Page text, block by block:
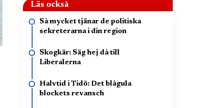
Läs också
Så mycket tjänar de politiska
sekreterarna i din region
Skogkär: Säg hej då till
Liberalerna
Halvtid i Tidö: Det blågula
blockets revansch